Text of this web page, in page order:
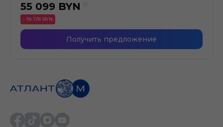
55 099 BYN
- 99 178 BYN
Получить предложение